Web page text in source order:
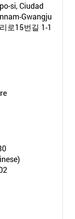
si, Ciudad
Gwangju
로15번길 1-1